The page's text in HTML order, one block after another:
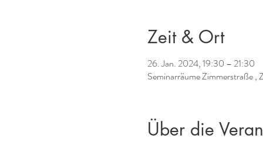
Zeit & Ort
26. Jan. 2024, 19:30 – 21:30
Seminarräume Zimmerstraße ,
Über die